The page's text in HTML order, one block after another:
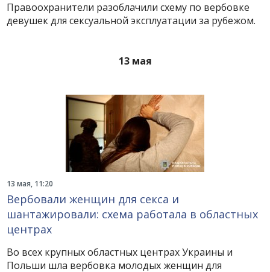
Правоохранители разоблачили схему по вербовке
девушек для сексуальной эксплуатации за рубежом.
13 мая
13 мая, 11:20
Вербовали женщин для секса и
шантажировали: схема работала в областных
центрах
Во всех крупных областных центрах Украины и
Польши шла вербовка молодых женщин для